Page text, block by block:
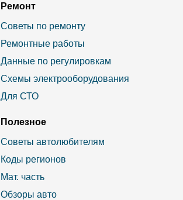
Ремонт
Советы по ремонту
Ремонтные работы
Данные по регулировкам
Схемы электрооборудования
Для СТО
Полезное
Советы автолюбителям
Коды регионов
Мат. часть
Обзоры авто